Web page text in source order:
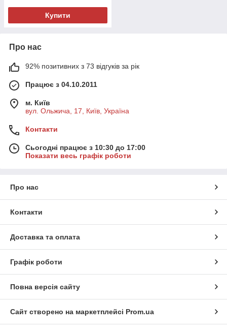
Купити
Про нас
92% позитивних з 73 відгуків за рік
Працює з 04.10.2011
м. Київ
вул. Ольжича, 17, Київ, Україна
Контакти
Сьогодні працює з 10:30 до 17:00
Показати весь графік роботи
Про нас
Контакти
Доставка та оплата
Графік роботи
Повна версія сайту
Сайт створено на маркетплейсі Prom.ua